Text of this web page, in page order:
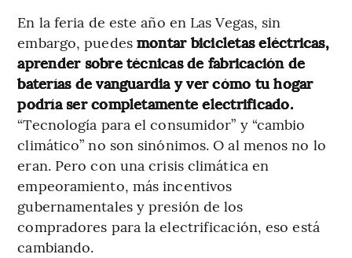
En la feria de este año en Las Vegas, sin
embargo, puedes montar bicicletas eléctricas,
aprender sobre técnicas de fabricación de
baterías de vanguardia y ver cómo tu hogar
podría ser completamente electrificado.
“Tecnología para el consumidor” y “cambio
climático” no son sinónimos. O al menos no lo
eran. Pero con una crisis climática en
empeoramiento, más incentivos
gubernamentales y presión de los
compradores para la electrificación, eso está
cambiando.